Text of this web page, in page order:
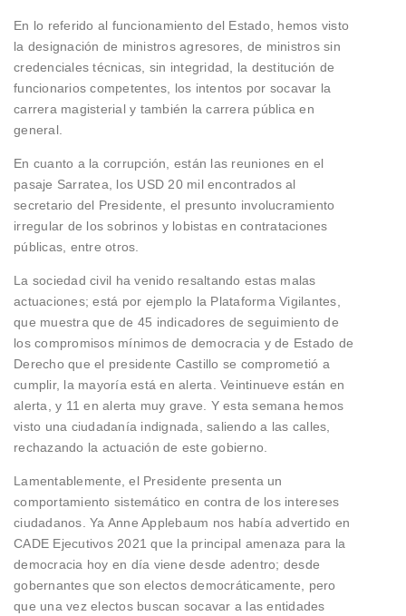
En lo referido al funcionamiento del Estado, hemos visto
la designación de ministros agresores, de ministros sin
credenciales técnicas, sin integridad, la destitución de
funcionarios competentes, los intentos por socavar la
carrera magisterial y también la carrera pública en
general.
En cuanto a la corrupción, están las reuniones en el
pasaje Sarratea, los USD 20 mil encontrados al
secretario del Presidente, el presunto involucramiento
irregular de los sobrinos y lobistas en contrataciones
públicas, entre otros.
La sociedad civil ha venido resaltando estas malas
actuaciones; está por ejemplo la Plataforma Vigilantes,
que muestra que de 45 indicadores de seguimiento de
los compromisos mínimos de democracia y de Estado de
Derecho que el presidente Castillo se comprometió a
cumplir, la mayoría está en alerta. Veintinueve están en
alerta, y 11 en alerta muy grave. Y esta semana hemos
visto una ciudadanía indignada, saliendo a las calles,
rechazando la actuación de este gobierno.
Lamentablemente, el Presidente presenta un
comportamiento sistemático en contra de los intereses
ciudadanos. Ya Anne Applebaum nos había advertido en
CADE Ejecutivos 2021 que la principal amenaza para la
democracia hoy en día viene desde adentro; desde
gobernantes que son electos democráticamente, pero
que una vez electos buscan socavar a las entidades